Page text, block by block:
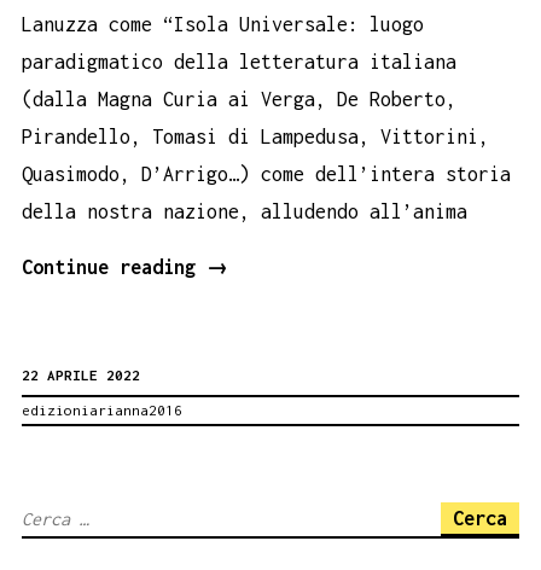
Lanuzza come “Isola Universale: luogo
paradigmatico della letteratura italiana
(dalla Magna Curia ai Verga, De Roberto,
Pirandello, Tomasi di Lampedusa, Vittorini,
Quasimodo, D’Arrigo…) come dell’intera storia
della nostra nazione, alludendo all’anima
Continue reading
Ignazio
→
22 APRILE 2022
edizioniarianna2016
Ricerca